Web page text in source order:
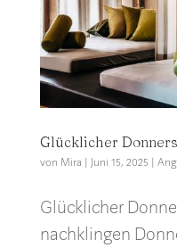
Glücklicher
von Mira | Juni 15, 2025 |
Glücklicher
nachklingen